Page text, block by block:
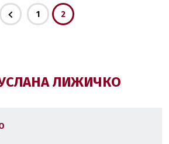
1 2
ЛИЖИЧКО